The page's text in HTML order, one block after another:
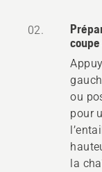
02.
ou
pour
la